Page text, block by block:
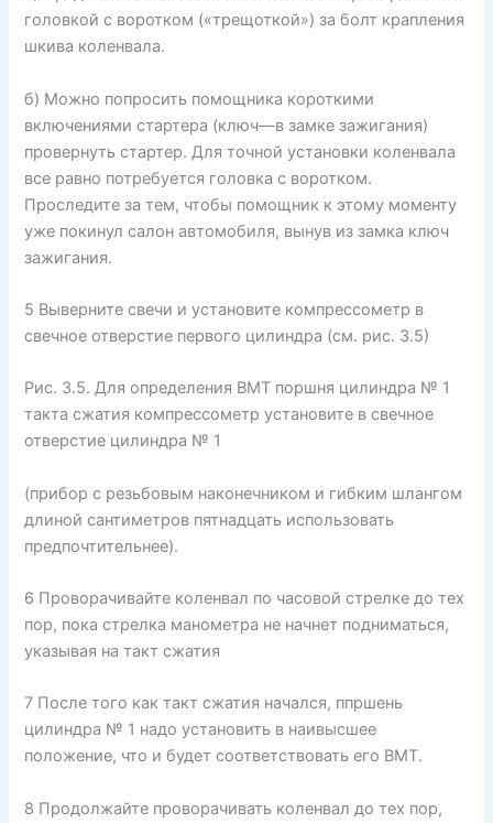
головкой с воротком («трещоткой») за болт крапления
шкива коленвала.
б) Можно попросить помощника короткими
включениями стартера (ключ—в замке зажигания)
провернуть стартер. Для точной установки коленвала
все равно потребуется головка с воротком.
Проследите за тем, чтобы помощник к этому моменту
уже покинул салон автомобиля, вынув из замка ключ
зажигания.
5 Выверните свечи и установите компрессометр в
свечное отверстие первого цилиндра (см. рис. 3.5)
Рис. 3.5. Для определения ВМТ поршня цилиндра № 1
такта сжатия компрессометр установите в свечное
отверстие цилиндра № 1
(прибор с резьбовым наконечником и гибким шлангом
длиной сантиметров пятнадцать использовать
предпочтительнее).
6 Проворачивайте коленвал по часовой стрелке до тех
пор, пока стрелка манометра не начнет подниматься,
указывая на такт сжатия
7 После того как такт сжатия начался, ппршень
цилиндра № 1 надо установить в наивысшее
положение, что и будет соответствовать его ВМТ.
8 Продолжайте проворачивать коленвал до тех пор,